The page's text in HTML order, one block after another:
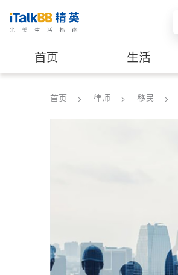
首页 生活
养老 非盈利组织
首页 律师 移民